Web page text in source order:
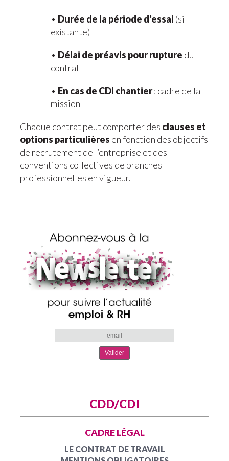
• Durée de la période d’essai (si
existante)
• Délai de préavis pour rupture du
contrat
• En cas de CDI chantier: cadre de la
mission
Chaque contrat peut comporter des clauses et
options particulières en fonction des objectifs
de recrutement de l’entreprise et des
conventions collectives de branches
professionnelles en vigueur.
CDD/CDI
CADRE LÉGAL
LE CONTRAT DE TRAVAIL